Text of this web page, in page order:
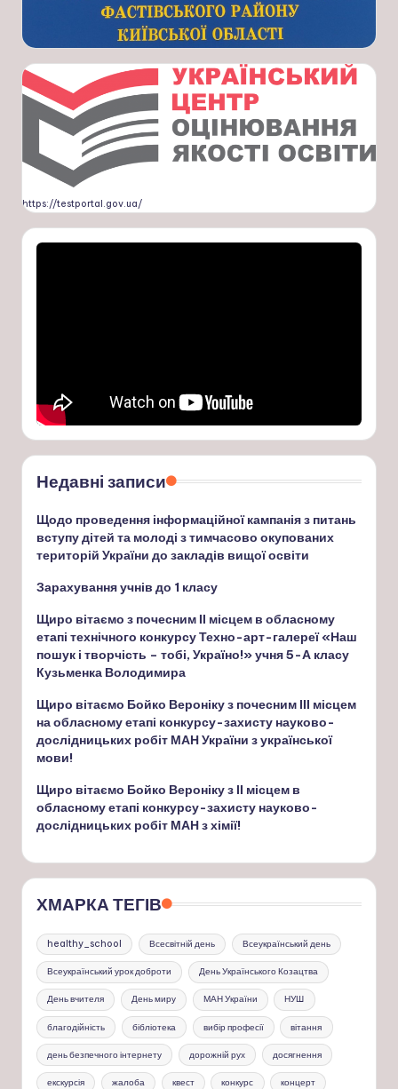
https://testportal.gov.ua/
Недавні записи
Щодо проведення інформаційної кампанія з питань
вступу дітей та молоді з тимчасово окупованих
територій України до закладів вищої освіти
Зарахування учнів до 1 класу
Щиро вітаємо з почесним ІІ місцем в обласному
етапі технічного конкурсу Техно-арт-галереї «Наш
пошук і творчість – тобі, Україно!» учня 5-А класу
Кузьменка Володимира
Щиро вітаємо Бойко Вероніку з почесним ІІІ місцем
на обласному етапі конкурсу-захисту науково-
дослідницьких робіт МАН України з української
мови!
Щиро вітаємо Бойко Вероніку з ІІ місцем в
обласному етапі конкурсу-захисту науково-
дослідницьких робіт МАН з хімії!
ХМАРКА ТЕГІВ
healthy_school Всесвітній день Всеукраїнський день
Всеукраїнський урок доброти День Українського Козацтва
День вчителя День миру МАН України НУШ
благодійність бібліотека вибір професії вітання
день безпечного інтернету дорожній рух досягнення
екскурсія жалоба квест конкурс концерт